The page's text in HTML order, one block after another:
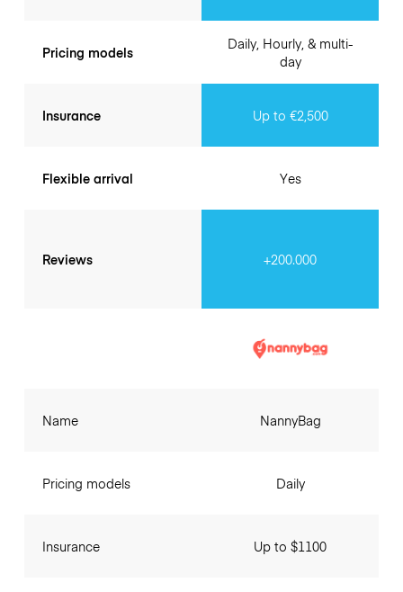
Pricing models
Insurance
Flexible arrival
Reviews
Daily, Hourly, & multi-
day
Up to €2,500
Yes
+200.000
Name
Pricing models
Insurance
NannyBag
Daily
Up to $1100